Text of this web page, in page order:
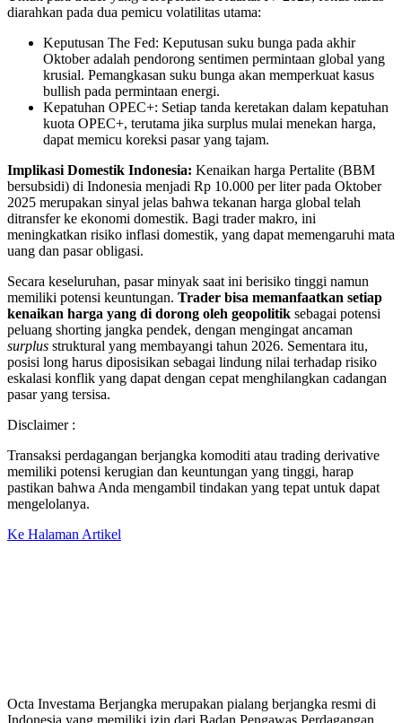
diarahkan pada dua pemicu volatilitas utama:
Keputusan The Fed: Keputusan suku bunga pada akhir
Oktober adalah pendorong sentimen permintaan global yang
krusial. Pemangkasan suku bunga akan memperkuat kasus
bullish pada permintaan energi.
Kepatuhan OPEC+: Setiap tanda keretakan dalam kepatuhan
kuota OPEC+, terutama jika surplus mulai menekan harga,
dapat memicu koreksi pasar yang tajam.
Implikasi Domestik Indonesia: Kenaikan harga Pertalite (BBM
bersubsidi) di Indonesia menjadi Rp 10.000 per liter pada Oktober
2025 merupakan sinyal jelas bahwa tekanan harga global telah
ditransfer ke ekonomi domestik. Bagi trader makro, ini
meningkatkan risiko inflasi domestik, yang dapat memengaruhi mata
uang dan pasar obligasi.
Secara keseluruhan, pasar minyak saat ini berisiko tinggi namun
memiliki potensi keuntungan. Trader bisa memanfaatkan setiap
kenaikan harga yang di dorong oleh geopolitik sebagai potensi
peluang shorting jangka pendek, dengan mengingat ancaman
surplus struktural yang membayangi tahun 2026. Sementara itu,
posisi long harus diposisikan sebagai lindung nilai terhadap risiko
eskalasi konflik yang dapat dengan cepat menghilangkan cadangan
pasar yang tersisa.
Disclaimer :
Transaksi perdagangan berjangka komoditi atau trading derivative
memiliki potensi kerugian dan keuntungan yang tinggi, harap
pastikan bahwa Anda mengambil tindakan yang tepat untuk dapat
mengelolanya.
Ke Halaman Artikel
Octa Investama Berjangka merupakan pialang berjangka resmi di